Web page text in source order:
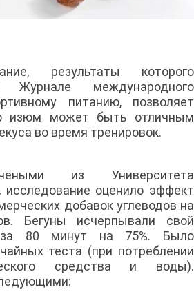
результаты которого
Журнале международного
питанию, позволяет
изюм может быть отличным
во время тренировок.
из Университета
исследование оценило эффект
добавок углеводов на
Бегуны исчерпывали свой
за 80 минут на 75%. Было
теста (при потреблении
средства и воды).